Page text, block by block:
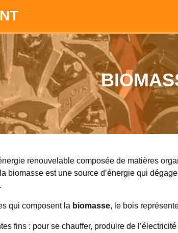
renouvelable composée de matières
biomasse est une source d’énergie qui
qui composent la biomasse, le bois
fins : pour se chauffer, produire de